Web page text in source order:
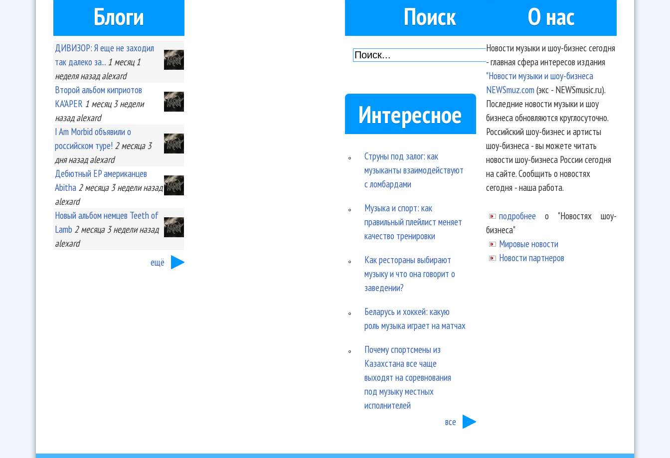
Блоги
ДИВИЗОР: Я еще не заходил
так далеко за... 1 месяц 1
неделяназад alexard
Второй альбом киприотов
KA'APER 1 месяц 3 недели
назад alexard
I Am Morbid объявили о
российском туре! 2 месяца 3
дняназад alexard
Дебютный EP американцев
Abitha 2 месяца 3 неделиназад
alexard
Новый альбом немцев Teeth of
Lamb 2 месяца 3 неделиназад
alexard
ещё
Поиск
Интересное
Струны под залог: как
музыканты взаимодействуют
с ломбардами
Музыка и спорт: как
правильный плейлист меняет
качество тренировки
Как рестораны выбирают
музыку и что она говорит о
заведении?
Беларусь и хоккей: какую
роль музыка играет на матчах
Почему спортсмены из
Казахстана все чаще
выходят на соревнования
под музыку местных
исполнителей
все
О нас
Новости музыки и шоу-бизнес сегодня
- главная сфера интересов издания
"Новости музыки и шоу-бизнеса
NEWSmuz.com(экс - NEWSmusic.ru).
Последние новости музыки и шоу
бизнеса обновляются круглосуточно.
Российский шоу-бизнес и артисты
шоу-бизнеса - вы можете читать
новости шоу-бизнеса России сегодня
на сайте. Сообщить о новостях
сегодня - наша работа.
подробнее о "Новостях шоу-
бизнеса"
Мировые новости
Новости партнеров